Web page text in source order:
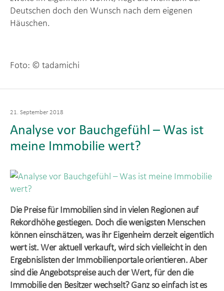
Deutschen doch den Wunsch nach dem eigenen
Häuschen.
Foto: © tadamichi
Analyse vor Bauchgefühl – Was ist
meine Immobilie wert?
Die Preise für Immobilien sind in vielen Regionen auf
Rekordhöhe gestiegen. Doch die wenigsten Menschen
können einschätzen, was ihr Eigenheim derzeit eigentlich
wert ist. Wer aktuell verkauft, wird sich vielleicht in den
Ergebnislisten der Immobilienportale orientieren. Aber
sind die Angebotspreise auch der Wert, für den die
Immobilie den Besitzer wechselt? Ganz so einfach ist es
Veröffentlicht
21. September 2018